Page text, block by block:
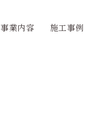
事業内容 施工事例